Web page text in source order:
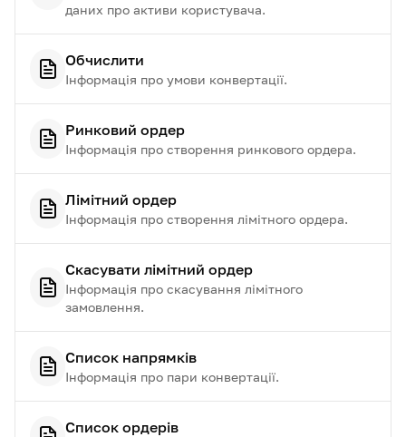
даних про активи користувача.
Обчислити
Інформація про умови конвертації.
Ринковий ордер
Інформація про створення ринкового ордера.
Лімітний ордер
Інформація про створення лімітного ордера.
Скасувати лімітний ордер
Інформація про скасування лімітного
замовлення.
Список напрямків
Інформація про пари конвертації.
Список ордерів